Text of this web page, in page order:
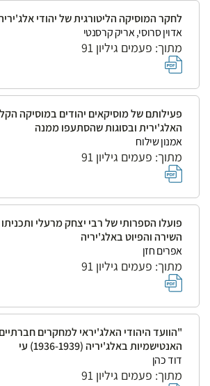
לחקר המוסיקה הליטורגית של יהודי
אדוין סרוסי, אריק קרסנטי
מתוך: פעמים גיליון 91
פעילותם של מוסיקאים יהודים במוסיקה
האלג'ירית ובסוגות שהסתעפו ממנה
אמנון שילוח
מתוך: פעמים גיליון 91
פועלו הספרותי של רבי יצחק מרעלי ותכניתו
השירה והפיוט באלג'יריה
אפרים חזן
מתוך: פעמים גיליון 91
"הוועד היהודי האלג'יראי למחקרים
האנטישמיות באלג'יריה (1936-1939) עי
דוד כהן
מתוך: פעמים גיליון 91